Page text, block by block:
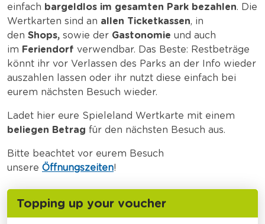
einfach bargeldlos im gesamten Park bezahlen. Die
Wertkarten sind an allen Ticketkassen, in
den Shops, sowie der Gastonomie und auch
im Feriendorf verwendbar. Das Beste: Restbeträge
könnt ihr vor Verlassen des Parks an der Info wieder
auszahlen lassen oder ihr nutzt diese einfach bei
eurem nächsten Besuch wieder.
Ladet hier eure Spieleland Wertkarte mit einem
beliegen Betrag für den nächsten Besuch aus.
Bitte beachtet vor eurem Besuch
unsere Öffnungszeiten!
Topping up your voucher